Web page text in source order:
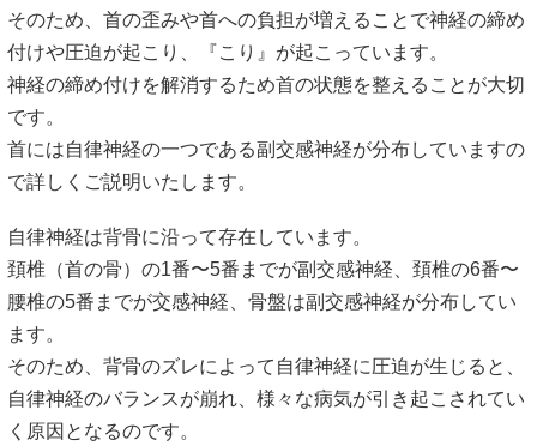
そのため、首の歪みや首への負担が増えることで神経の締め
付けや圧迫が起こり、『こり』が起こっています。
神経の締め付けを解消するため首の状態を整えることが大切
です。
首には自律神経の一つである副交感神経が分布していますの
で詳しくご説明いたします。
自律神経は背骨に沿って存在しています。
頚椎（首の骨）の1番〜5番までが副交感神経、頚椎の6番〜
腰椎の5番までが交感神経、骨盤は副交感神経が分布してい
ます。
そのため、背骨のズレによって自律神経に圧迫が生じると、
自律神経のバランスが崩れ、様々な病気が引き起こされてい
く原因となるのです。